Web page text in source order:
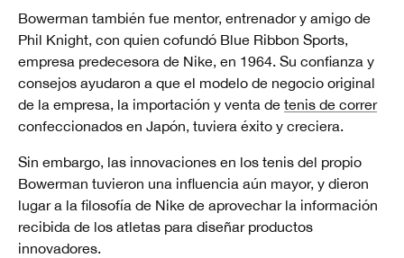
Bowerman también fue mentor, entrenador y amigo de
Phil Knight, con quien cofundó Blue Ribbon Sports,
empresa predecesora de Nike, en 1964. Su confianza y
consejos ayudaron a que el modelo de negocio original
de la empresa, la importación y venta de tenis de correr
confeccionados en Japón, tuviera éxito y creciera.
Sin embargo, las innovaciones en los tenis del propio
Bowerman tuvieron una influencia aún mayor, y dieron
lugar a la filosofía de Nike de aprovechar la información
recibida de los atletas para diseñar productos
innovadores.